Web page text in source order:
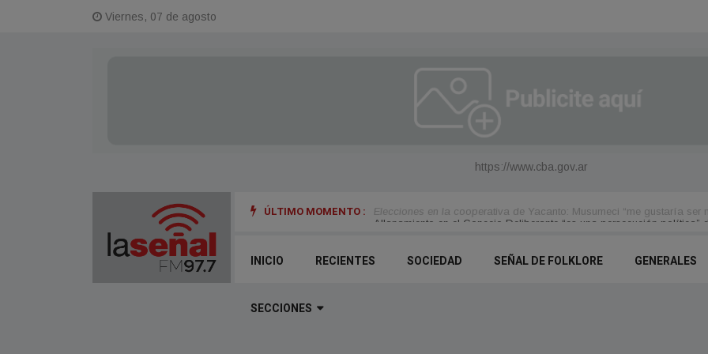
Viernes, 07 de agosto
https://www.cba.gov.ar
ÚLTIMO MOMENTO :
una persecución política” dijo Eraso Elecciones en la cooperativa de Yacanto: Musumeci “me gustaría ser
INICIO RECIENTES SOCIEDAD SEÑAL DE FOLKLORE GENERALES
SECCIONES